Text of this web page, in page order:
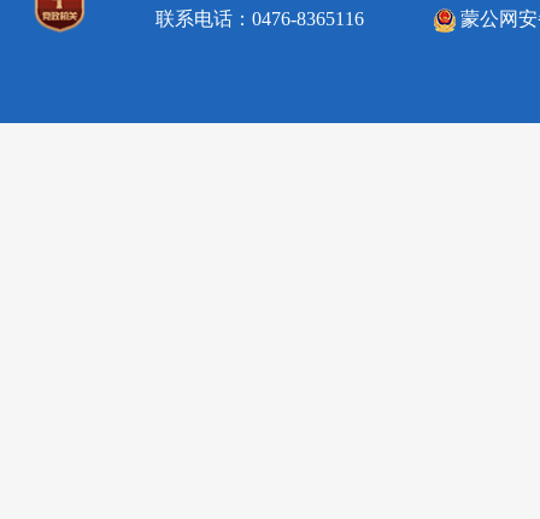
联系电话：0476-8365116 蒙公网安